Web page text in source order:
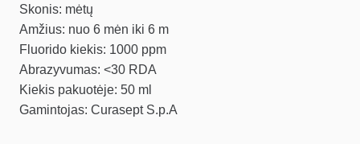
Skonis: mėtų
Amžius: nuo 6 mėn iki 6 m
Fluorido kiekis: 1000 ppm
Abrazyvumas: <30 RDA
Kiekis pakuotėje: 50 ml
Gamintojas: Curasept S.p.A